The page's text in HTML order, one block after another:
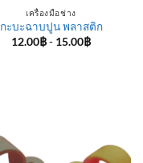
เครื่องมือช่าง
กะบะฉาบปูน พลาสติก
12.00฿- 15.00฿